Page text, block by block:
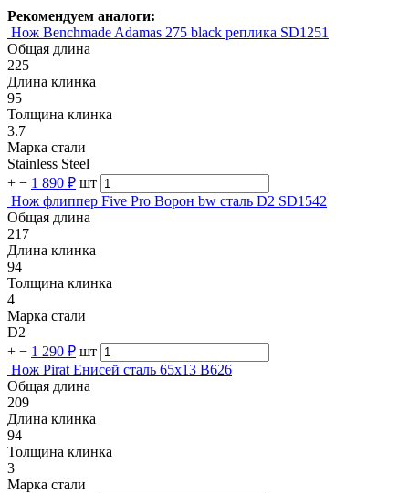
Рекомендуем аналоги:
Нож Benchmade Adamas 275 black реплика SD1251
Общая длина
225
Длина клинка
95
Толщина клинка
3.7
Марка стали
Stainless Steel
+ − 1 890 ₽ шт
Нож флиппер Five Pro Ворон bw сталь D2 SD1542
Общая длина
217
Длина клинка
94
Толщина клинка
4
Марка стали
D2
+ − 1 290 ₽ шт
Нож Pirat Енисей сталь 65х13 B626
Общая длина
209
Длина клинка
94
Толщина клинка
3
Марка стали